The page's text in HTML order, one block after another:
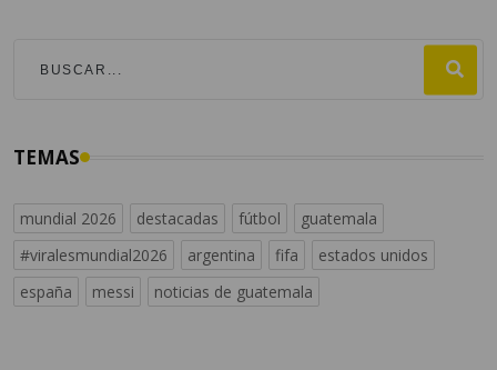
TEMAS
mundial 2026 destacadas fútbol
guatemala
#viralesmundial2026
argentina fifa
estados unidos
españa
messi noticias de guatemala